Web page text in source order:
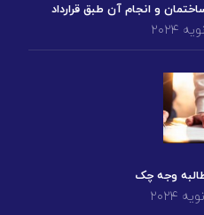
و انجام آن طبق قرارداد
وجه چک